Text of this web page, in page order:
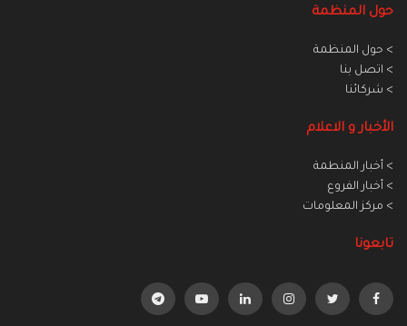
حول المنظمة
> حول المنظمة
> اتصل بنا
> شركائنا
الأخبار و الاعلام
> أخبار المنطمة
> أخبار الفروع
> مركز المعلومات
تابعونا